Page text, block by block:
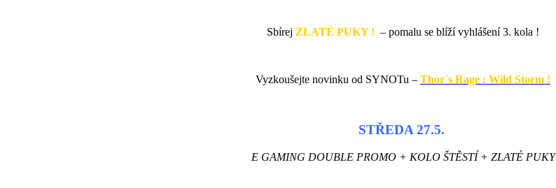
Sbírej ZLATÉ PUKY ! – pomalu se blíží vyhlášení 3. kola !
Vyzkoušejte novinku od SYNOTu – Thor´s Rage : Wild Storm !
STŘEDA 27.5.
E GAMING DOUBLE PROMO + KOLO ŠTĚSTÍ + ZLATÉ PUKY